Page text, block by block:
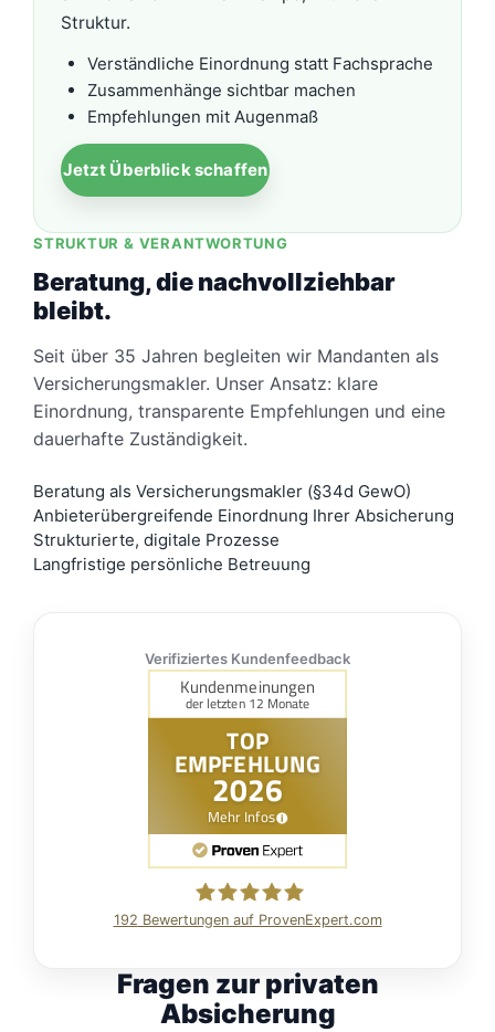
Struktur.
Verständliche Einordnung statt Fachsprache
Zusammenhänge sichtbar machen
Empfehlungen mit Augenmaß
Jetzt Überblick schaffen
STRUKTUR & VERANTWORTUNG
Beratung, die nachvollziehbar
bleibt.
Seit über 35 Jahren begleiten wir Mandanten als
Versicherungsmakler. Unser Ansatz: klare
Einordnung, transparente Empfehlungen und eine
dauerhafte Zuständigkeit.
Beratung als Versicherungsmakler (§34d GewO)
Anbieterübergreifende Einordnung Ihrer Absicherung
Strukturierte, digitale Prozesse
Langfristige persönliche Betreuung
Verifiziertes Kundenfeedback
Versicherungsmakler GmbH
192 Bewertungen auf ProvenExpert.com
Fragen zur privaten
Absicherung